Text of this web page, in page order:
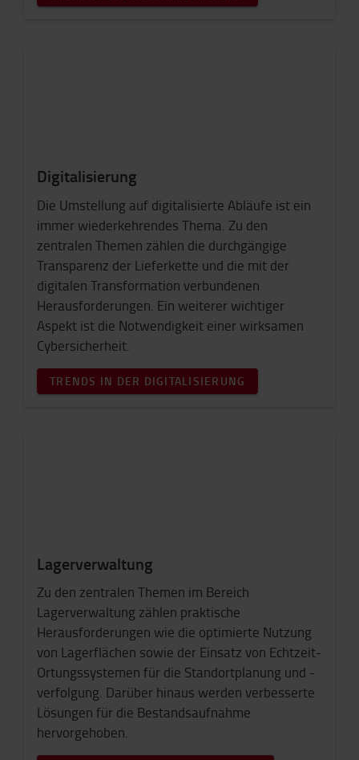
Digitalisierung
Die Umstellung auf digitalisierte Abläufe ist ein
immer wiederkehrendes Thema. Zu den
zentralen Themen zählen die durchgängige
Transparenz der Lieferkette und die mit der
digitalen Transformation verbundenen
Herausforderungen. Ein weiterer wichtiger
Aspekt ist die Notwendigkeit einer wirksamen
Cybersicherheit.
TRENDS IN DER DIGITALISIERUNG
Lagerverwaltung
Zu den zentralen Themen im Bereich
Lagerverwaltung zählen praktische
Herausforderungen wie die optimierte Nutzung
von Lagerflächen sowie der Einsatz von Echtzeit-
Ortungssystemen für die Standortplanung und -
verfolgung. Darüber hinaus werden verbesserte
Lösungen für die Bestandsaufnahme
hervorgehoben.